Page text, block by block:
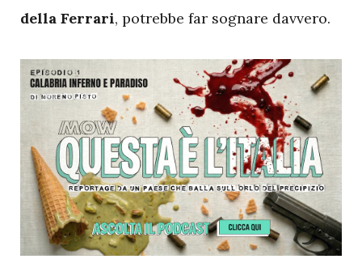
della Ferrari, potrebbe far sognare davvero.